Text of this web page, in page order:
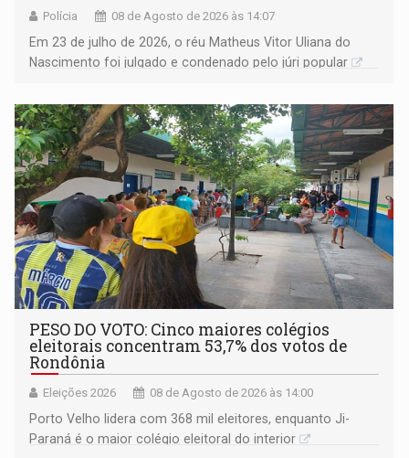
Polícia 08 de Agosto de 2026 às 14:07
Em 23 de julho de 2026, o réu Matheus Vitor Uliana do
Nascimento foi julgado e condenado pelo júri popular
PESO DO VOTO: Cinco maiores colégios
eleitorais concentram 53,7% dos votos de
Rondônia
Eleições 2026 08 de Agosto de 2026 às 14:00
Porto Velho lidera com 368 mil eleitores, enquanto Ji-
Paraná é o maior colégio eleitoral do interior